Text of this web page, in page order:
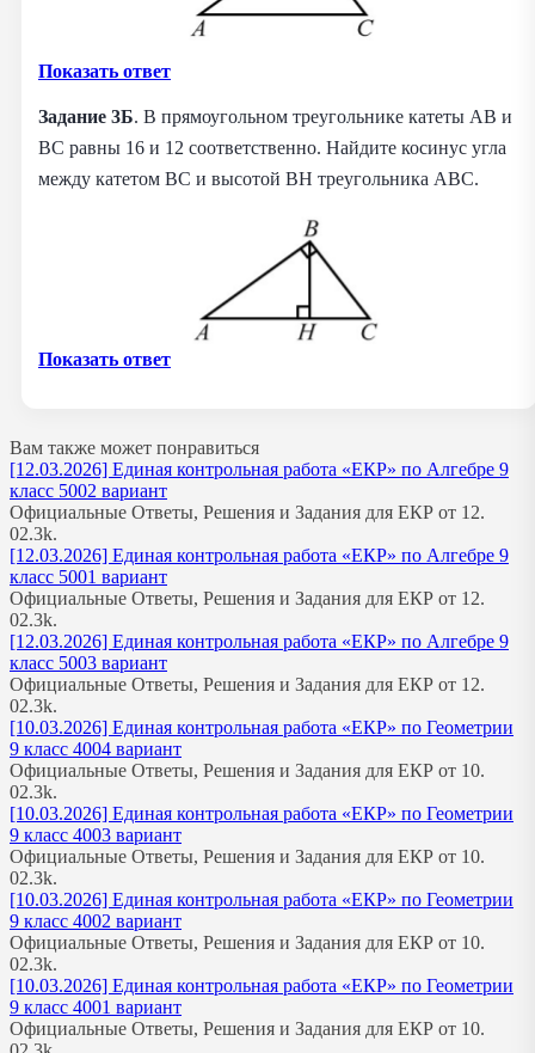
Показать ответ
Задание 3Б. В прямоугольном треугольнике катеты AB и
BC равны 16 и 12 соответственно. Найдите косинус угла
между катетом BC и высотой BH треугольника ABC.
Показать ответ
Вам также может понравиться
[12.03.2026] Единая контрольная работа «ЕКР» по Алгебре 9
класс 5002 вариант
Официальные Ответы, Решения и Задания для ЕКР от 12.
02.3k.
[12.03.2026] Единая контрольная работа «ЕКР» по Алгебре 9
класс 5001 вариант
Официальные Ответы, Решения и Задания для ЕКР от 12.
02.3k.
[12.03.2026] Единая контрольная работа «ЕКР» по Алгебре 9
класс 5003 вариант
Официальные Ответы, Решения и Задания для ЕКР от 12.
02.3k.
[10.03.2026] Единая контрольная работа «ЕКР» по Геометрии
9 класс 4004 вариант
Официальные Ответы, Решения и Задания для ЕКР от 10.
02.3k.
[10.03.2026] Единая контрольная работа «ЕКР» по Геометрии
9 класс 4003 вариант
Официальные Ответы, Решения и Задания для ЕКР от 10.
02.3k.
[10.03.2026] Единая контрольная работа «ЕКР» по Геометрии
9 класс 4002 вариант
Официальные Ответы, Решения и Задания для ЕКР от 10.
02.3k.
[10.03.2026] Единая контрольная работа «ЕКР» по Геометрии
9 класс 4001 вариант
Официальные Ответы, Решения и Задания для ЕКР от 10.